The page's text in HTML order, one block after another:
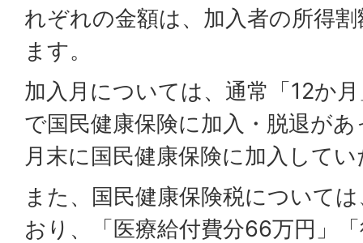
れぞれの金額は、加入者の所得
ます。
加入月については、通常「12か
で国民健康保険に加入・脱退が
月末に国民健康保険に加入して
また、国民健康保険税について
おり、「医療給付費分66万円」